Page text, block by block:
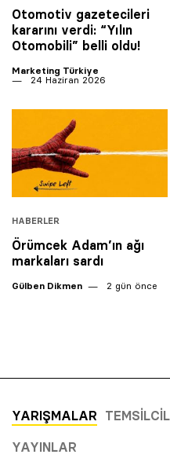
Otomotiv gazetecileri
kararını verdi: “Yılın
Otomobili” belli oldu!
Marketing Türkiye
24 Haziran 2026
HABERLER
Örümcek Adam’ın ağı
markaları sardı
Gülben Dikmen 2 gün önce
YARIŞMALAR
YAYINLAR